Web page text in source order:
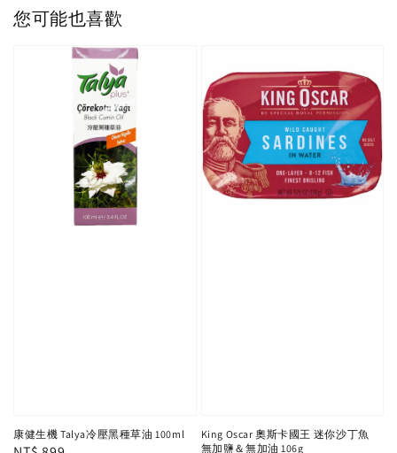
您可能也喜歡
康健生機 Talya冷壓黑種草油 100ml
King Oscar 奧斯卡國王 迷你沙丁魚
無加鹽＆無加油 106g